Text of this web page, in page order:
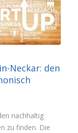
Neckar: den
nachhaltig
zu finden. Die